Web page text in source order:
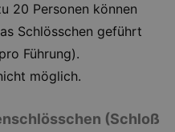
20 Personen können
Schlösschen geführt
Führung).
möglich.
(Schloß